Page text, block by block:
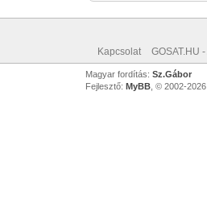
Kapcsolat GOSAT.HU
Magyar fordítás: Sz.Gábor
Fejlesztő: MyBB, © 2002-2026